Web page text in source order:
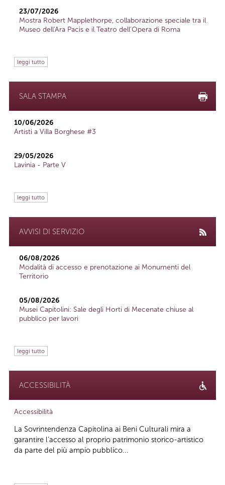
23/07/2026
Mostra Robert Mapplethorpe, collaborazione speciale tra il
Museo dell'Ara Pacis e il Teatro dell'Opera di Roma
leggi tutto
SALA STAMPA
10/06/2026
Artisti a Villa Borghese #3
29/05/2026
Lavinia - Parte V
leggi tutto
AVVISI DI SERVIZIO
06/08/2026
Modalità di accesso e prenotazione ai Monumenti del
Territorio
05/08/2026
Musei Capitolini: Sale degli Horti di Mecenate chiuse al
pubblico per lavori
leggi tutto
ACCESSIBILITÀ
Accessibilità
La Sovrintendenza Capitolina ai Beni Culturali mira a
garantire l’accesso al proprio patrimonio storico-artistico
da parte del più ampio pubblico...